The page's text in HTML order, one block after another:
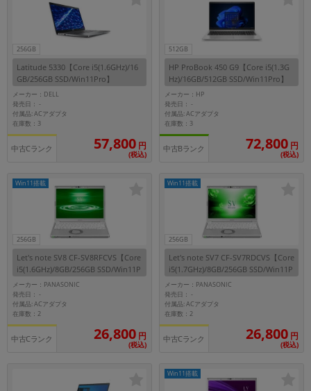
256GB
Latitude 5330【Core i5(1.6GHz)/16
GB/256GB SSD/Win11Pro】
メーカー：DELL
発売日：-
付属品: ACアダプタ
在庫数：3
中古Cランク 57,800 円
(税込)
512GB
HP ProBook 450 G9【Core i5(1.3G
Hz)/16GB/512GB SSD/Win11Pro】
メーカー：HP
発売日：-
付属品: ACアダプタ
在庫数：3
中古Bランク 72,800 円
(税込)
256GB
Win11搭載
Let's note SV8 CF-SV8RFCVS【Core
i5(1.6GHz)/8GB/256GB SSD/Win11P
ro】
メーカー：PANASONIC
発売日：-
付属品: ACアダプタ
在庫数：2
中古Cランク 26,800 円
(税込)
256GB
Win11搭載
Let's note SV7 CF-SV7RDCVS【Core
i5(1.7GHz)/8GB/256GB SSD/Win11P
ro】
メーカー：PANASONIC
発売日：-
付属品: ACアダプタ
在庫数：2
中古Cランク 26,800 円
(税込)
Win11搭載